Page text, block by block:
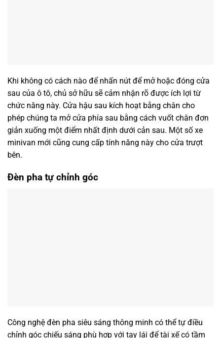
Khi không có cách nào để nhấn nút để mở hoặc đóng cửa
sau của ô tô, chủ sở hữu sẽ cảm nhận rõ được ích lợi từ
chức năng này. Cửa hậu sau kích hoạt bằng chân cho
phép chúng ta mở cửa phía sau bằng cách vuốt chân đơn
giản xuống một điểm nhất định dưới cản sau. Một số xe
minivan mới cũng cung cấp tính năng này cho cửa trượt
bên.
Đèn pha tự chỉnh góc
Công nghệ đèn pha siêu sáng thông minh có thể tự điều
chỉnh góc chiếu sáng phù hợp với tay lái để tài xế có tầm